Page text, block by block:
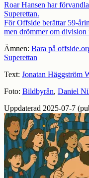
Roar Hansen har
Superettan.
För Offside berättar 59-
men drömmer om division
Ämnen: Bara på
Superettan
Text: Jonatan Häggström
Foto: Bildbyrån, Daniel
Uppdaterad 2025-07-7